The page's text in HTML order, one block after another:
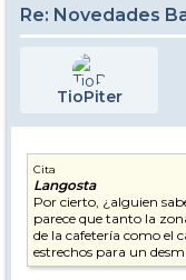
Re: Novedades
TioPiter
Cita
Langosta
Por cierto, ¿alguien
parece que tanto la
de la cafetería como el
estrechos para un